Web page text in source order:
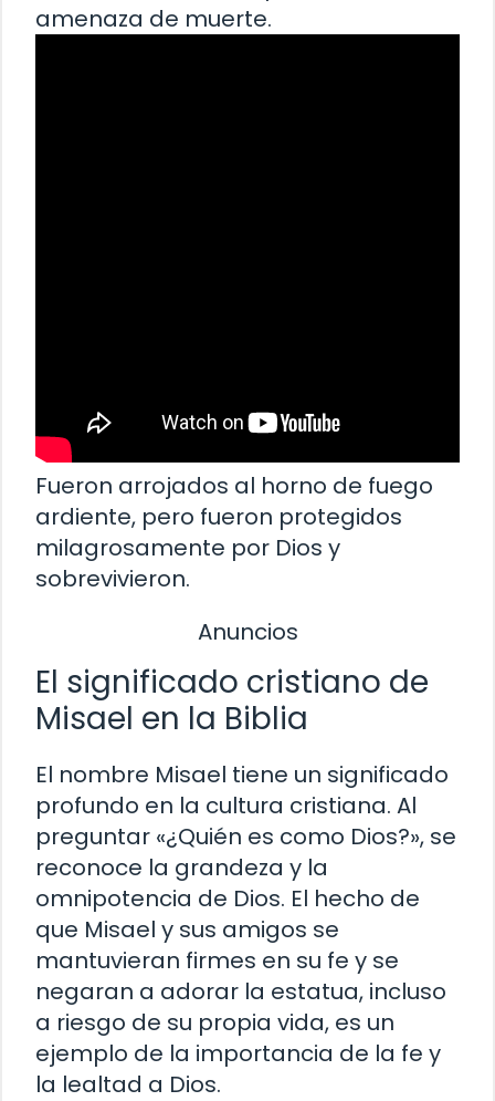
amenaza de muerte.
Fueron arrojados al horno de fuego
ardiente, pero fueron protegidos
milagrosamente por Dios y
sobrevivieron.
Anuncios
El significado cristiano de
Misael en la Biblia
El nombre Misael tiene un significado
profundo en la cultura cristiana. Al
preguntar «¿Quién es como Dios?», se
reconoce la grandeza y la
omnipotencia de Dios. El hecho de
que Misael y sus amigos se
mantuvieran firmes en su fe y se
negaran a adorar la estatua, incluso
a riesgo de su propia vida, es un
ejemplo de la importancia de la fe y
la lealtad a Dios.